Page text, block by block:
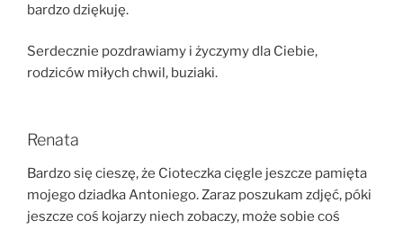
bardzo dziękuję.
Serdecznie pozdrawiamy i życzymy dla Ciebie,
rodziców miłych chwil, buziaki.
Renata
Bardzo się cieszę, że Cioteczka cięgle jeszcze pamięta
mojego dziadka Antoniego. Zaraz poszukam zdjęć, póki
jeszcze coś kojarzy niech zobaczy, może sobie coś